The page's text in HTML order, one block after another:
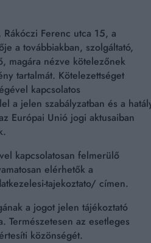
Ferenc utca 15, a
a továbbiakban, szolgáltató,
magára nézve kötelezőnek
tartalmát. Kötelezettséget
kapcsolatos
a jelen szabályzatban és a
Európai Unió jogi aktusaiban
kapcsolatosan felmerülő
elérhetők a
tajekoztato/ címen.
a jogot jelen tájékoztató
Természetesen az esetleges
közönségét.